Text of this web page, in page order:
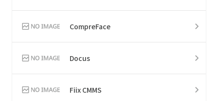
CompreFace
Docus
Fiix CMMS